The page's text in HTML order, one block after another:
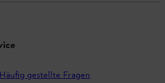
Häufig gestellte Fragen